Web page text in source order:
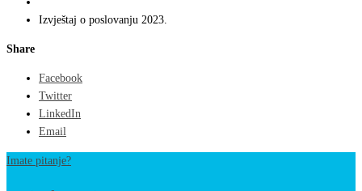
Izvještaj o poslovanju 2023.
Share
Facebook
Twitter
LinkedIn
Email
Imate pitanje?